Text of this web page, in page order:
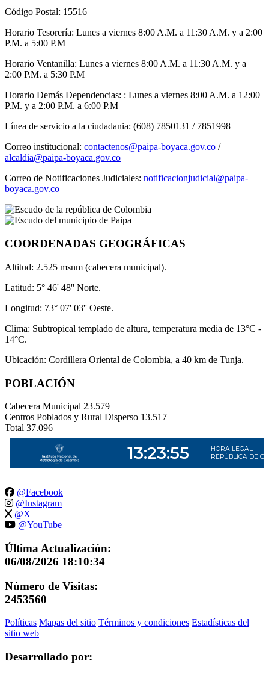
Código Postal: 15516
Horario Tesorería: Lunes a viernes 8:00 A.M. a 11:30 A.M. y a 2:00
P.M. a 5:00 P.M
Horario Ventanilla: Lunes a viernes 8:00 A.M. a 11:30 A.M. y a
2:00 P.M. a 5:30 P.M
Horario Demás Dependencias: : Lunes a viernes 8:00 A.M. a 12:00
P.M. y a 2:00 P.M. a 6:00 P.M
Línea de servicio a la ciudadania: (608) 7850131 / 7851998
Correo institucional: contactenos@paipa-boyaca.gov.co /
alcaldia@paipa-boyaca.gov.co
Correo de Notificaciones Judiciales: notificacionjudicial@paipa-
boyaca.gov.co
COORDENADAS GEOGRÁFICAS
Altitud: 2.525 msnm (cabecera municipal).
Latitud: 5° 46' 48'' Norte.
Longitud: 73° 07' 03'' Oeste.
Clima: Subtropical templado de altura, temperatura media de 13°C -
14°C.
Ubicación: Cordillera Oriental de Colombia, a 40 km de Tunja.
POBLACIÓN
Cabecera Municipal 23.579
Centros Poblados y Rural Disperso 13.517
Total 37.096
@Facebook
@Instagram
@X
@YouTube
Última Actualización:
06/08/2026 18:10:34
Número de Visitas:
2453560
Políticas Mapas del sitio Términos y condiciones Estadísticas del
sitio web
Desarrollado por: